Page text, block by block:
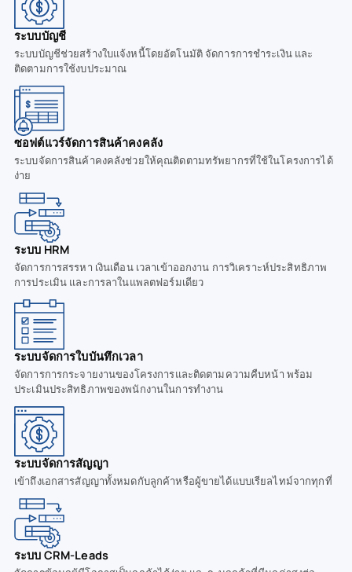
ระบบบัญชี
ระบบบัญชีช่วยสร้างใบแจ้งหนี้โดยอัตโนมัติ จัดการการชำระเงิน และ
ติดตามการใช้งบประมาณ
ซอฟต์แวร์จัดการสินค้าคงคลัง
ระบบจัดการสินค้าคงคลังช่วยให้คุณติดตามทรัพยากรที่ใช้ในโครงการได้
ง่าย
ระบบ HRM
จัดการการสรรหา เงินเดือน เวลาเข้าออกงาน การวิเคราะห์ประสิทธิภาพ
การประเมิน และการลาในแพลตฟอร์มเดียว
ระบบจัดการใบบันทึกเวลา
จัดการการกระจายงานของโครงการและติดตามความคืบหน้า พร้อม
ประเมินประสิทธิภาพของพนักงานในการทำงาน
ระบบจัดการสัญญา
เข้าถึงเอกสารสัญญาทั้งหมดกับลูกค้าหรือผู้ขายได้แบบเรียลไทม์จากทุกที่
ระบบ CRM-Leads